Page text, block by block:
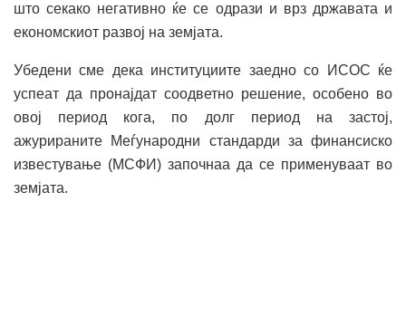
што секако негативно ќе се одрази и врз државата и
економскиот развој на земјата.
Убедени сме дека институциите заедно со ИСОС ќе
успеат да пронајдат соодветно решение, особено во
овој период кога, по долг период на застој,
ажурираните Меѓународни стандарди за финансиско
известување (МСФИ) започнаа да се применуваат во
земјата.